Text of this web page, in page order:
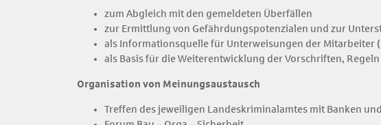
zum Abgleich mit den gemeldeten Überfällen
zur Ermittlung von Gefährdungspotenzialen und zur
als Informationsquelle für Unterweisungen der Mitarbeiter
als Basis für die Weiterentwicklung der Vorschriften,
Organisation von Meinungsaustausch
Treffen des jeweiligen Landeskriminalamtes mit Banken